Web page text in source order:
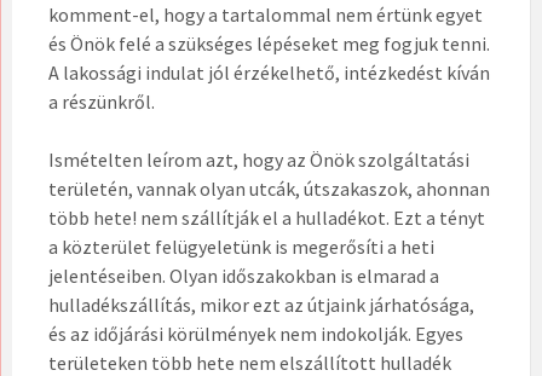
komment-el, hogy a tartalommal nem értünk egyet
és Önök felé a szükséges lépéseket meg fogjuk tenni.
A lakossági indulat jól érzékelhető, intézkedést kíván
a részünkről.
Ismételten leírom azt, hogy az Önök szolgáltatási
területén, vannak olyan utcák, útszakaszok, ahonnan
több hete! nem szállítják el a hulladékot. Ezt a tényt
a közterület felügyeletünk is megerősíti a heti
jelentéseiben. Olyan időszakokban is elmarad a
hulladékszállítás, mikor ezt az útjaink járhatósága,
és az időjárási körülmények nem indokolják. Egyes
területeken több hete nem elszállított hulladék